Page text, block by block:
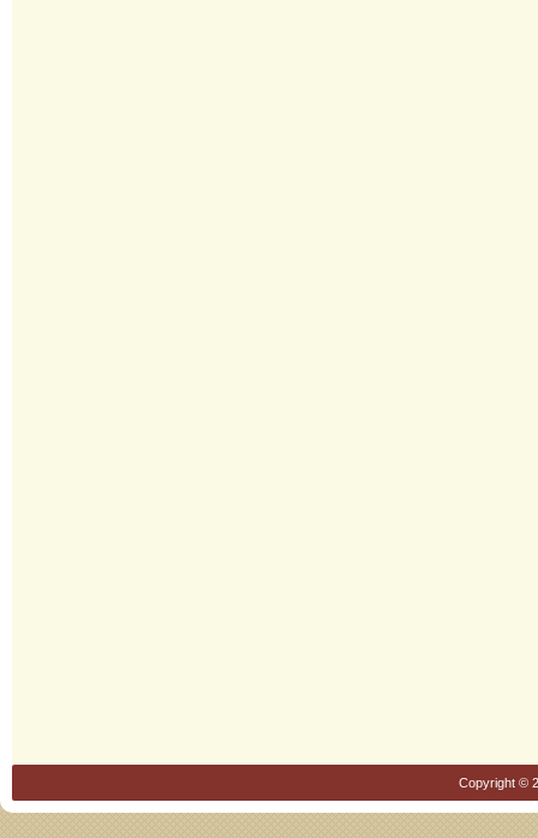
Copyright ©